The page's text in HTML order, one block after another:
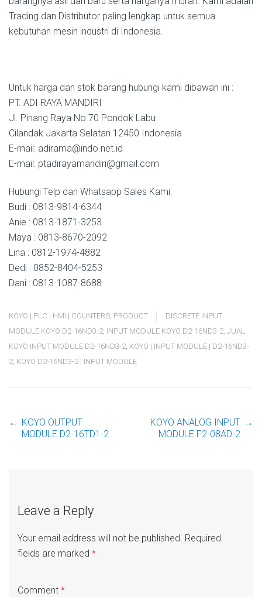
Trading dan Distributor paling lengkap untuk semua
kebutuhan mesin industri di Indonesia.
Untuk harga dan stok barang hubungi kami dibawah ini :
PT. ADI RAYA MANDIRI
Jl. Pinang Raya No.70 Pondok Labu
Cilandak Jakarta Selatan 12450 Indonesia
E-mail: adirama@indo.net.id
E-mail: ptadirayamandiri@gmail.com
Hubungi Telp dan Whatsapp Sales Kami:
Budi : 0813-9814-6344
Anie : 0813-1871-3253
Maya : 0813-8670-2092
Lina : 0812-1974-4882
Dedi : 0852-8404-5253
Dani : 0813-1087-8688
KOYO | PLC | HMI | COUNTERS, PRODUCT
DISCRETE INPUT
MODULE KOYO D2-16ND3-2, INPUT MODULE KOYO D2-16ND3-2, JUAL
KOYO INPUT MODULE D2-16ND3-2, KOYO | INPUT MODULE | D2-16ND3-
2, KOYO D2-16ND3-2 | INPUT MODULE
Post
← KOYO OUTPUT
MODULE D2-16TD1-2
KOYO ANALOG INPUT
MODULE F2-08AD-2
→
Leave a Reply
Your email address will not be published. Required
fields are marked *
Comment *